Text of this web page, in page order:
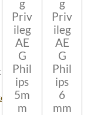
g
Priv
ileg
AE
G
Phil
ips
5m
m
g
Priv
ileg
AE
G
Phil
ips
6
mm